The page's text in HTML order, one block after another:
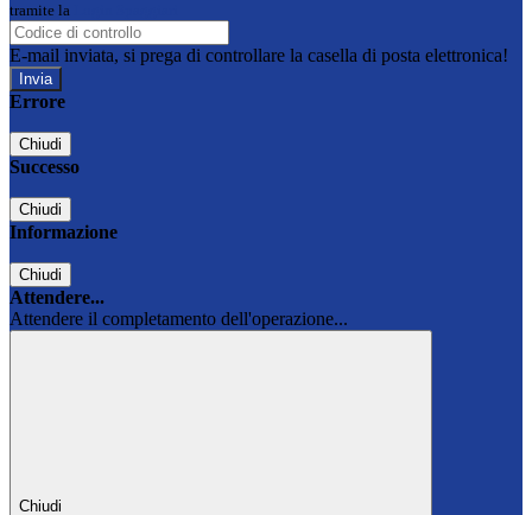
tramite la
E-mail inviata, si prega di controllare la casella di posta elettronica!
Errore
Chiudi
Successo
Chiudi
Informazione
Chiudi
Attendere...
Attendere il completamento dell'operazione...
Chiudi